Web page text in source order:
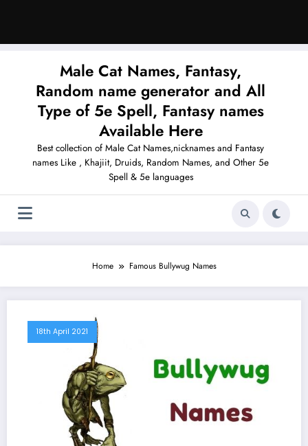
Male Cat Names, Fantasy,
Random name generator and All
Type of 5e Spell, Fantasy names
Available Here
Best collection of Male Cat Names,nicknames and Fantasy
names Like , Khajiit, Druids, Random Names, and Other 5e
Spell & 5e languages
Home Famous Bullywug Names
18th April 2021